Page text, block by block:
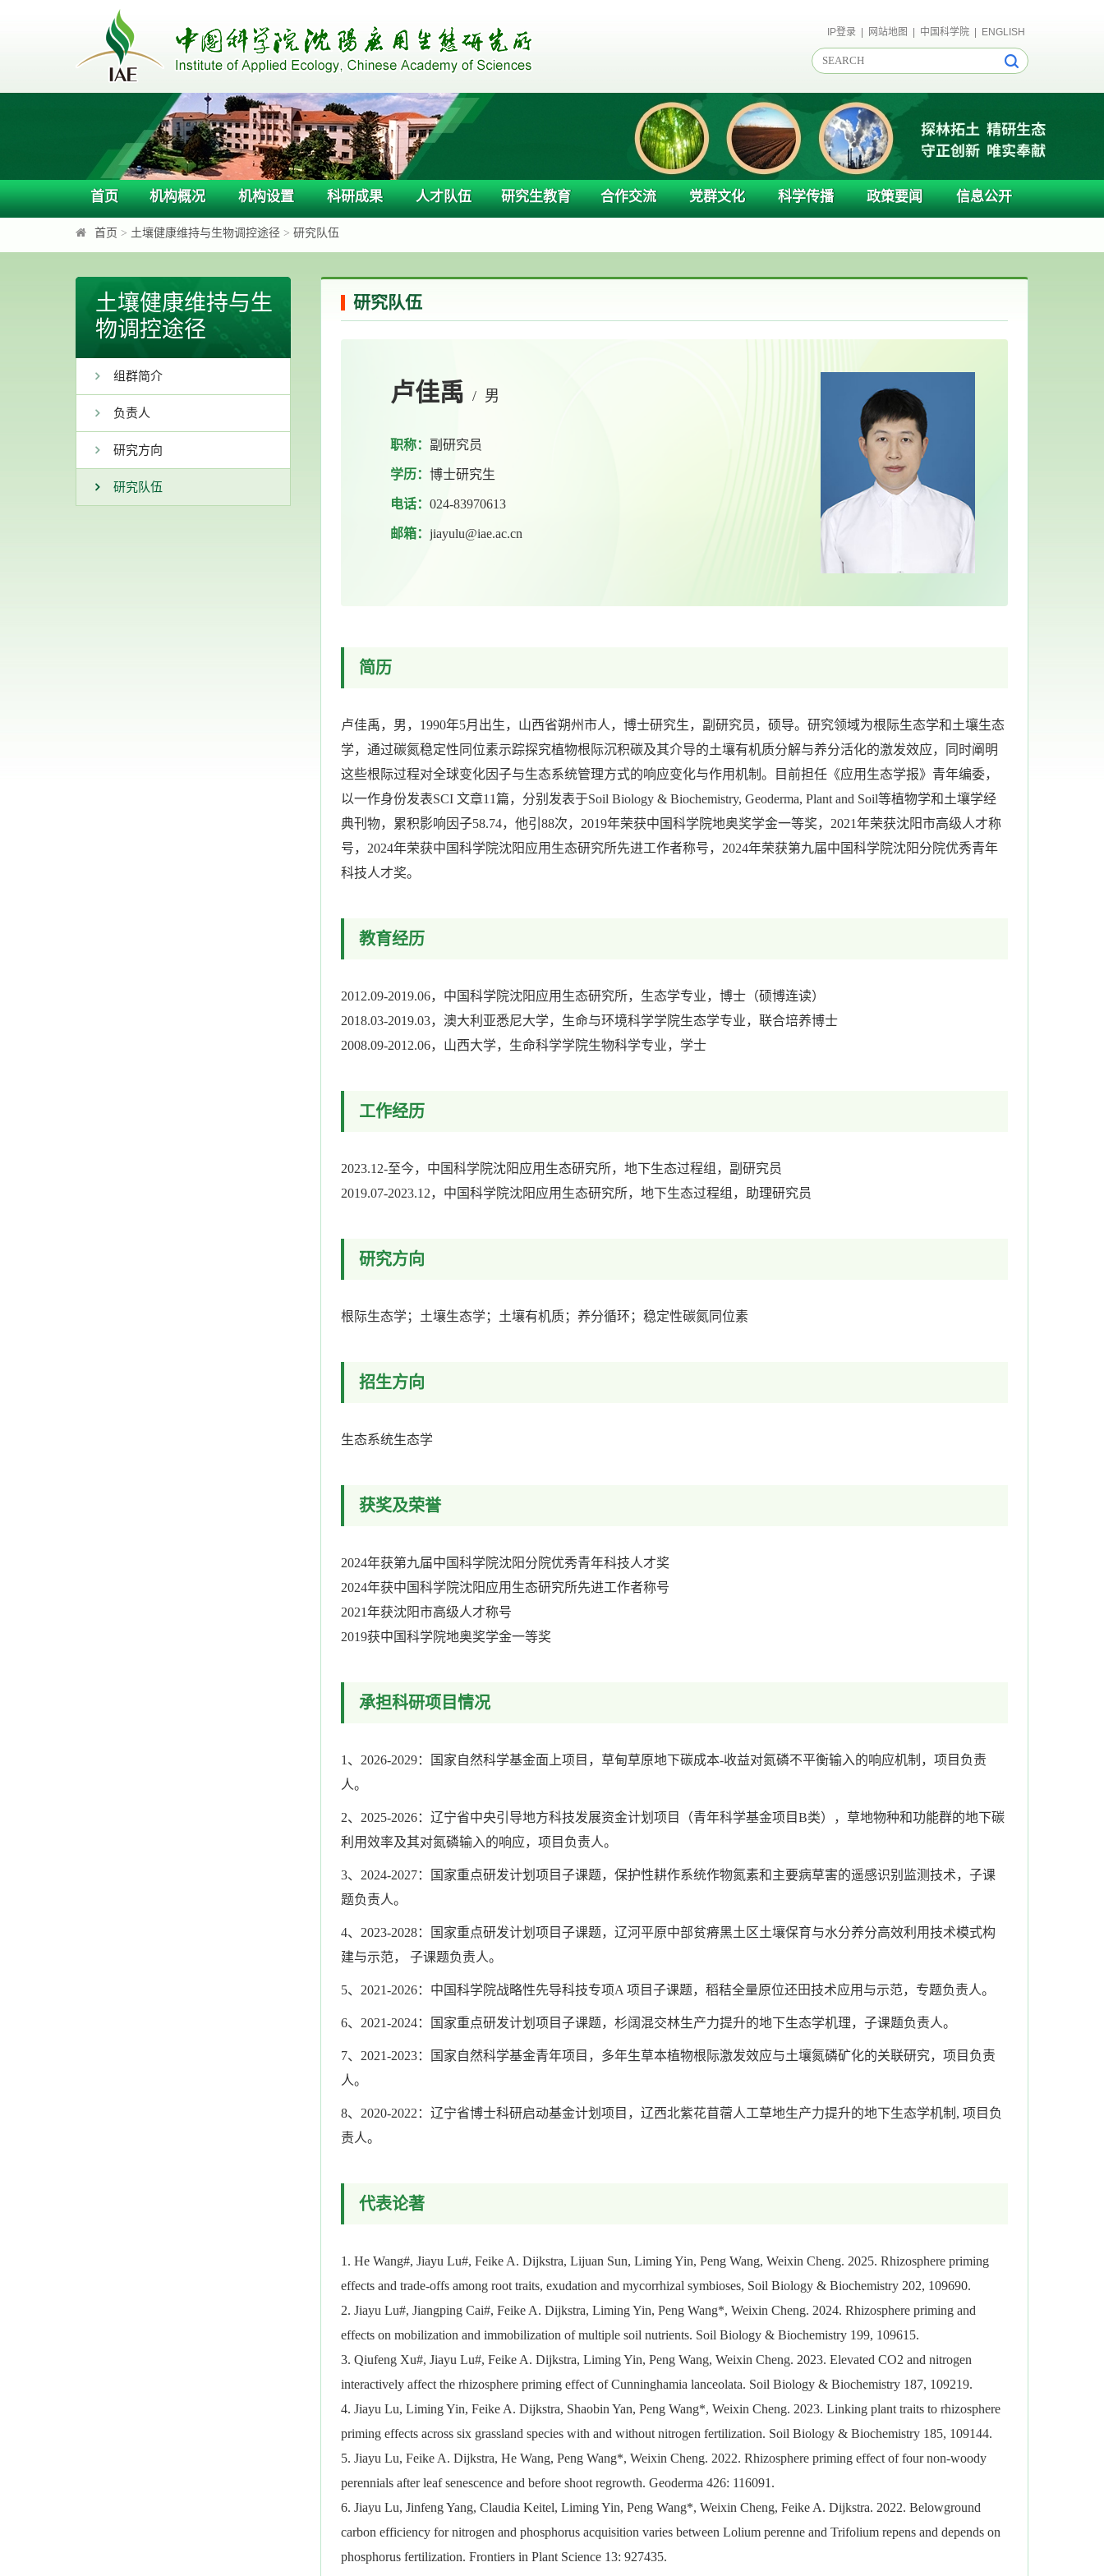
IP登录| 网站地图 中国科学院| ENGLISH
首页 机构概况 机构设置 科研成果 人才队伍 研究生教育 合作交流 党群文化 科学传播 政策要闻 信息公开
首页 > 土壤健康维持与生物调控途径 > 研究队伍
土壤健康维持与生
物调控途径
组群简介
负责人
研究方向
研究队伍
研究队伍
卢佳禹 / 男
职称： 副研究员
学历： 博士研究生
电话： 024-83970613
邮箱： jiayulu@iae.ac.cn
简历
卢佳禹，男，1990年5月出生，山西省朔州市人，博士研究生，副研究员，硕导。研究领域为根际生态学和土壤生态
学，通过碳氮稳定性同位素示踪探究植物根际沉积碳及其介导的土壤有机质分解与养分活化的激发效应，同时阐明
这些根际过程对全球变化因子与生态系统管理方式的响应变化与作用机制。目前担任《应用生态学报》青年编委，
以一作身份发表SCI 文章11篇，分别发表于Soil Biology & Biochemistry, Geoderma, Plant and Soil等植物学和土壤学经
典刊物，累积影响因子58.74，他引88次，2019年荣获中国科学院地奥奖学金一等奖，2021年荣获沈阳市高级人才称
号，2024年荣获中国科学院沈阳应用生态研究所先进工作者称号，2024年荣获第九届中国科学院沈阳分院优秀青年
科技人才奖。
教育经历
2012.09-2019.06，中国科学院沈阳应用生态研究所，生态学专业，博士（硕博连读）
2018.03-2019.03，澳大利亚悉尼大学，生命与环境科学学院生态学专业，联合培养博士
2008.09-2012.06，山西大学，生命科学学院生物科学专业，学士
工作经历
2023.12-至今，中国科学院沈阳应用生态研究所，地下生态过程组，副研究员
2019.07-2023.12，中国科学院沈阳应用生态研究所，地下生态过程组，助理研究员
研究方向
根际生态学；土壤生态学；土壤有机质；养分循环；稳定性碳氮同位素
招生方向
生态系统生态学
获奖及荣誉
2024年获第九届中国科学院沈阳分院优秀青年科技人才奖
2024年获中国科学院沈阳应用生态研究所先进工作者称号
2021年获沈阳市高级人才称号
2019获中国科学院地奥奖学金一等奖
承担科研项目情况
1、2026-2029：国家自然科学基金面上项目，草甸草原地下碳成本-收益对氮磷不平衡输入的响应机制，项目负责
人。
2、2025-2026：辽宁省中央引导地方科技发展资金计划项目（青年科学基金项目B类），草地物种和功能群的地下碳
利用效率及其对氮磷输入的响应，项目负责人。
3、2024-2027：国家重点研发计划项目子课题，保护性耕作系统作物氮素和主要病草害的遥感识别监测技术，子课
题负责人。
4、2023-2028：国家重点研发计划项目子课题，辽河平原中部贫瘠黑土区土壤保育与水分养分高效利用技术模式构
建与示范， 子课题负责人。
5、2021-2026：中国科学院战略性先导科技专项A 项目子课题，稻秸全量原位还田技术应用与示范，专题负责人。
6、2021-2024：国家重点研发计划项目子课题，杉阔混交林生产力提升的地下生态学机理，子课题负责人。
7、2021-2023：国家自然科学基金青年项目，多年生草本植物根际激发效应与土壤氮磷矿化的关联研究，项目负责
人。
8、2020-2022：辽宁省博士科研启动基金计划项目，辽西北紫花苜蓿人工草地生产力提升的地下生态学机制, 项目负
责人。
代表论著
1. He Wang#, Jiayu Lu#, Feike A. Dijkstra, Lijuan Sun, Liming Yin, Peng Wang, Weixin Cheng. 2025. Rhizosphere priming
effects and trade-offs among root traits, exudation and mycorrhizal symbioses, Soil Biology & Biochemistry 202, 109690.
2. Jiayu Lu#, Jiangping Cai#, Feike A. Dijkstra, Liming Yin, Peng Wang*, Weixin Cheng. 2024. Rhizosphere priming and
effects on mobilization and immobilization of multiple soil nutrients. Soil Biology & Biochemistry 199, 109615.
3. Qiufeng Xu#, Jiayu Lu#, Feike A. Dijkstra, Liming Yin, Peng Wang, Weixin Cheng. 2023. Elevated CO2 and nitrogen
interactively affect the rhizosphere priming effect of Cunninghamia lanceolata. Soil Biology & Biochemistry 187, 109219.
4. Jiayu Lu, Liming Yin, Feike A. Dijkstra, Shaobin Yan, Peng Wang*, Weixin Cheng. 2023. Linking plant traits to rhizosphere
priming effects across six grassland species with and without nitrogen fertilization. Soil Biology & Biochemistry 185, 109144.
5. Jiayu Lu, Feike A. Dijkstra, He Wang, Peng Wang*, Weixin Cheng. 2022. Rhizosphere priming effect of four non-woody
perennials after leaf senescence and before shoot regrowth. Geoderma 426: 116091.
6. Jiayu Lu, Jinfeng Yang, Claudia Keitel, Liming Yin, Peng Wang*, Weixin Cheng, Feike A. Dijkstra. 2022. Belowground
carbon efficiency for nitrogen and phosphorus acquisition varies between Lolium perenne and Trifolium repens and depends on
phosphorus fertilization. Frontiers in Plant Science 13: 927435.